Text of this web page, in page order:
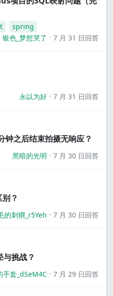
spring
银色_梦想哭了
7 月 31 日回答
永以为好 7 月 31 日回答
钟之后结束拍摄无响应？
黑暗的光明 7 月 30 日回答
？
的刺猬_r5Yeh 7 月 30 日回答
挑战？
手套_dSeM4C 7 月 29 日回答